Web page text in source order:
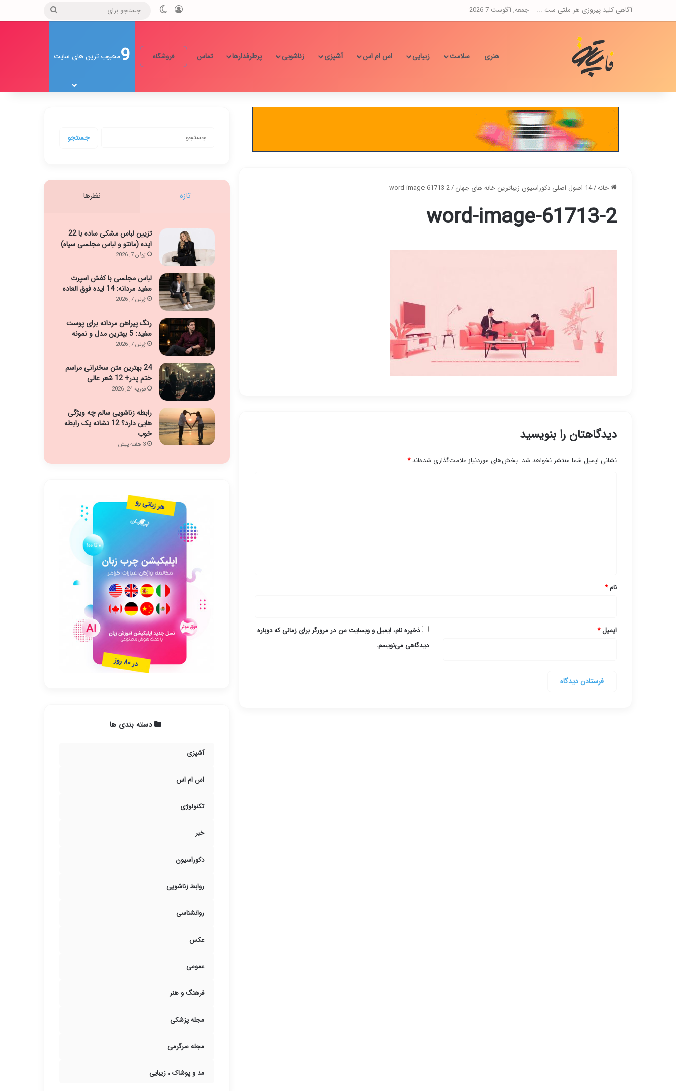
آگاهی کلید پیروزی هر ملتی ست ... جمعه, آگوست 7 2026 ورود تغییر پوسته
جستجو
هنری سلامت زیبایی اس ام اس آشپزی زناشویی پرطرفدارها تماس فروشگاه 9محبوب ترین های سایت
خانه/14 اصول اصلی دکوراسیون زیباترین خانه های جهان /
word-image-61713-2
word-image-61713-2
دیدگاهتان را بنویسید
نشانی ایمیل شما منتشر نخواهد شد. بخش‌های موردنیاز علامت‌گذاری شده‌اند*
نام*
ایمیل*
ذخیره نام، ایمیل و وبسایت من در مرورگر برای زمانی که دوباره
دیدگاهی می‌نویسم.
تازه نظرها
تزیین لباس مشکی ساده با 22
ایده (مانتو و لباس مجلسی سیاه)
ژوئن 7, 2026
لباس مجلسی با کفش اسپرت
سفید مردانه: 14 ایده فوق العاده
ژوئن 7, 2026
رنگ پیراهن مردانه برای پوست
سفید: 5 بهترین مدل و نمونه
ژوئن 7, 2026
24 بهترین متن سخنرانی مراسم
ختم پدر+ 12 شعر عالی
فوریه 24, 2026
رابطه زناشویی سالم چه ویژگی
هایی دارد؟ 12 نشانه یک رابطه
خوب
3 هفته پیش
دسته بندی ها
آشپزی
اس ام اس
تکنولوژی
خبر
دکوراسیون
روابط زناشویی
روانشناسی
عکس
عمومی
فرهنگ و هنر
مجله پزشکی
مجله سرگرمی
مد و پوشاک ، زیبایی